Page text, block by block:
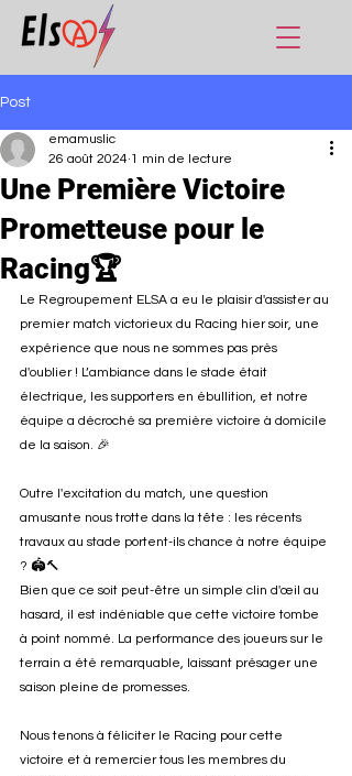
Post
Une Première Victoire
Prometteuse pour le
Racing🏆
emamuslic
26 août 2024 1 min de lecture
Le Regroupement ELSA a eu le plaisir d'assister au
premier match victorieux du Racing hier soir, une
expérience que nous ne sommes pas près
d'oublier ! L’ambiance dans le stade était
électrique, les supporters en ébullition, et notre
équipe a décroché sa première victoire à domicile
de la saison. 🎉
Outre l'excitation du match, une question
amusante nous trotte dans la tête : les récents
travaux au stade portent-ils chance à notre équipe
? 🏟️🔨
Bien que ce soit peut-être un simple clin d'œil au
hasard, il est indéniable que cette victoire tombe
à point nommé. La performance des joueurs sur le
terrain a été remarquable, laissant présager une
saison pleine de promesses.
Nous tenons à féliciter le Racing pour cette
victoire et à remercier tous les membres du